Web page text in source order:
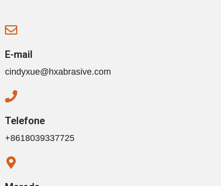
E-mail
cindyxue@hxabrasive.com
Telefone
+8618039337725